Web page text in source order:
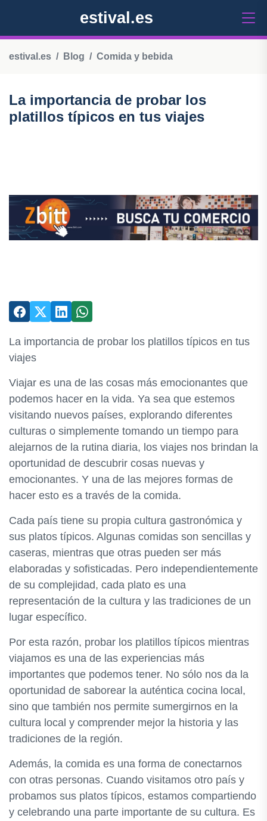
estival.es
estival.es Blog Comida y bebida
La importancia de probar los
platillos típicos en tus viajes
La importancia de probar los platillos típicos en tus
viajes
Viajar es una de las cosas más emocionantes que
podemos hacer en la vida. Ya sea que estemos
visitando nuevos países, explorando diferentes
culturas o simplemente tomando un tiempo para
alejarnos de la rutina diaria, los viajes nos brindan la
oportunidad de descubrir cosas nuevas y
emocionantes. Y una de las mejores formas de
hacer esto es a través de la comida.
Cada país tiene su propia cultura gastronómica y
sus platos típicos. Algunas comidas son sencillas y
caseras, mientras que otras pueden ser más
elaboradas y sofisticadas. Pero independientemente
de su complejidad, cada plato es una
representación de la cultura y las tradiciones de un
lugar específico.
Por esta razón, probar los platillos típicos mientras
viajamos es una de las experiencias más
importantes que podemos tener. No sólo nos da la
oportunidad de saborear la auténtica cocina local,
sino que también nos permite sumergirnos en la
cultura local y comprender mejor la historia y las
tradiciones de la región.
Además, la comida es una forma de conectarnos
con otras personas. Cuando visitamos otro país y
probamos sus platos típicos, estamos compartiendo
y celebrando una parte importante de su cultura. Es